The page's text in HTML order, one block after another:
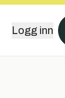
Logg inn